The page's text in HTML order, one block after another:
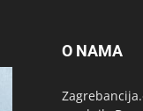
O NAMA